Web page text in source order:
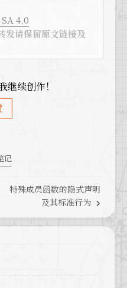
4.0
发请保留原文链接及
继续创作！
记
特殊成员函数的隐式声明
及其标准行为